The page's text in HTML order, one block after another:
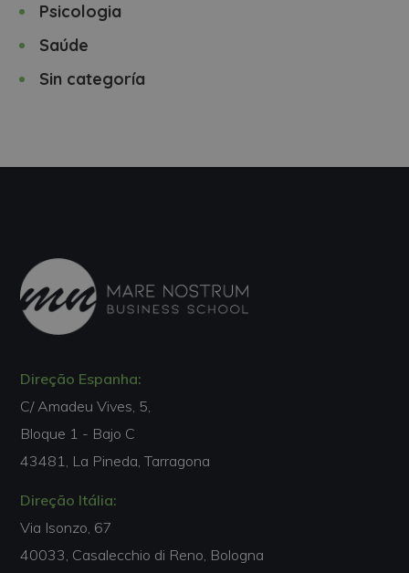
Psicologia
Saúde
Sin categoría
Direção Espanha:
C/ Amadeu Vives, 5,
Bloque 1 - Bajo C
43481, La Pineda, Tarragona
Direção Itália:
Via Isonzo, 67
40033, Casalecchio di Reno, Bologna